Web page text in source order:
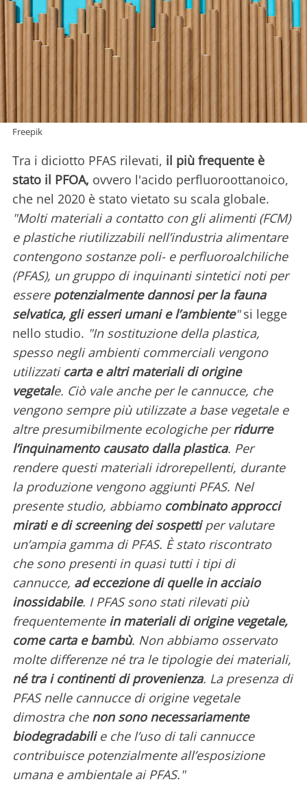
Freepik
Tra i diciotto PFAS rilevati, il più frequente è
stato il PFOA, ovvero l'acido perfluoroottanoico,
che nel 2020 è stato vietato su scala globale.
"Molti materiali a contatto con gli alimenti (FCM)
e plastiche riutilizzabili nell’industria alimentare
contengono sostanze poli- e perfluoroalchiliche
(PFAS), un gruppo di inquinanti sintetici noti per
essere potenzialmente dannosi per la fauna
selvatica, gli esseri umani e l’ambiente"si legge
nello studio. "In sostituzione della plastica,
spesso negli ambienti commerciali vengono
utilizzati carta e altri materiali di origine
vegetale. Ciò vale anche per le cannucce, che
vengono sempre più utilizzate a base vegetale e
altre presumibilmente ecologiche perridurre
l’inquinamento causato dalla plastica. Per
rendere questi materiali idrorepellenti, durante
la produzione vengono aggiunti PFAS. Nel
presente studio, abbiamo combinato approcci
mirati e di screening dei sospettiper valutare
un’ampia gamma di PFAS. È stato riscontrato
che sono presenti in quasi tutti i tipi di
cannucce, ad eccezione di quelle in acciaio
inossidabile. I PFAS sono stati rilevati più
frequentementein materiali di origine vegetale,
come carta e bambù. Non abbiamo osservato
molte differenze né tra le tipologie dei materiali,
né tra i continenti di provenienza. La presenza di
PFAS nelle cannucce di origine vegetale
dimostra che non sono necessariamente
biodegradabilie che l’uso di tali cannucce
contribuisce potenzialmente all’esposizione
umana e ambientale ai PFAS."